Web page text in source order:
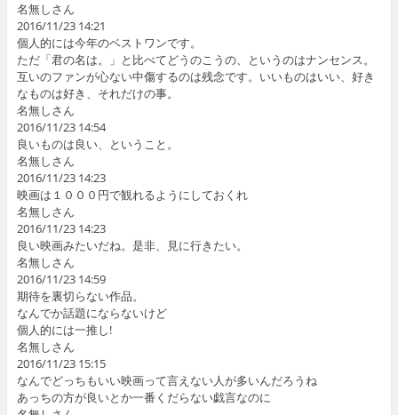
名無しさん
2016/11/23 14:21
個人的には今年のベストワンです。
ただ「君の名は。」と比べてどうのこうの、というのはナンセンス。
互いのファンが心ない中傷するのは残念です。いいものはいい、好き
なものは好き、それだけの事。
名無しさん
2016/11/23 14:54
良いものは良い、ということ。
名無しさん
2016/11/23 14:23
映画は１０００円で観れるようにしておくれ
名無しさん
2016/11/23 14:23
良い映画みたいだね。是非、見に行きたい。
名無しさん
2016/11/23 14:59
期待を裏切らない作品。
なんでか話題にならないけど
個人的には一推し!
名無しさん
2016/11/23 15:15
なんでどっちもいい映画って言えない人が多いんだろうね
あっちの方が良いとか一番くだらない戯言なのに